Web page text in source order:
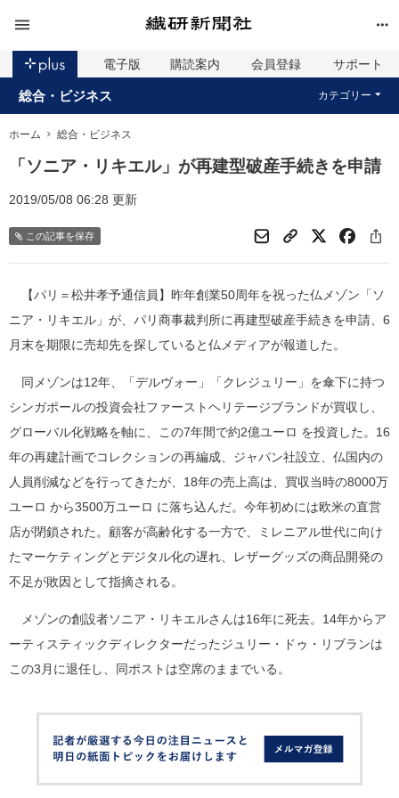
電子版 購読案内 会員登録 サポート
総合・ビジネス カテゴリー
ホーム 総合・ビジネス
「ソニア・リキエル」が再建型破産手続きを申請
2019/05/08 06:28 更新
この記事を保存
【パリ＝松井孝予通信員】昨年創業50周年を祝った仏メゾン「ソ
ニア・リキエル」が、パリ商事裁判所に再建型破産手続きを申請、6
月末を期限に売却先を探していると仏メディアが報道した。
同メゾンは12年、「デルヴォー」「クレジュリー」を傘下に持つ
シンガポールの投資会社ファーストヘリテージブランドが買収し、
グローバル化戦略を軸に、この7年間で約2億ユーロ を投資した。16
年の再建計画でコレクションの再編成、ジャパン社設立、仏国内の
人員削減などを行ってきたが、18年の売上高は、買収当時の8000万
ユーロ から3500万ユーロ に落ち込んだ。今年初めには欧米の直営
店が閉鎖された。顧客が高齢化する一方で、ミレニアル世代に向け
たマーケティングとデジタル化の遅れ、レザーグッズの商品開発の
不足が敗因として指摘される。
メゾンの創設者ソニア・リキエルさんは16年に死去。14年からア
ーティスティックディレクターだったジュリー・ドゥ・リブランは
この3月に退任し、同ポストは空席のままでいる。